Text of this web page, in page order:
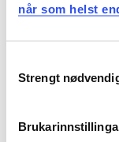
når som helst
Selection
Strengt